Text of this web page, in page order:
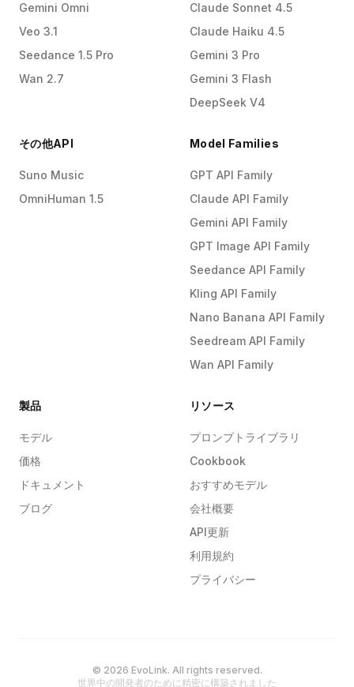
Gemini Omni
Veo 3.1
Seedance 1.5 Pro
Wan 2.7
Claude Sonnet 4.5
Claude Haiku 4.5
Gemini 3 Pro
Gemini 3 Flash
DeepSeek V4
その他API
Suno Music
OmniHuman 1.5
Model Families
GPT API Family
Claude API Family
Gemini API Family
GPT Image API Family
Seedance API Family
Kling API Family
Nano Banana API Family
Seedream API Family
Wan API Family
製品
モデル
価格
ドキュメント
ブログ
リソース
プロンプトライブラリ
Cookbook
おすすめモデル
会社概要
API更新
利用規約
プライバシー
© 2026 EvoLink. All rights reserved.
世界中の開発者のために精密に構築されました